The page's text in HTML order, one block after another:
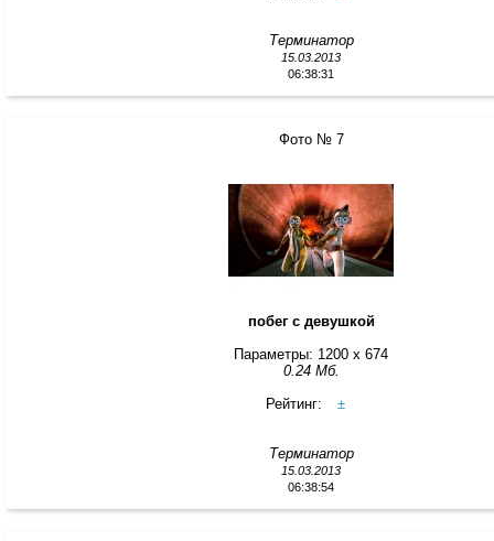
Терминатор
15.03.2013
06:38:31
Фото № 7
побег с девушкой
Параметры: 1200 x 674
0.24 Мб.
Рейтинг:
±
Терминатор
15.03.2013
06:38:54